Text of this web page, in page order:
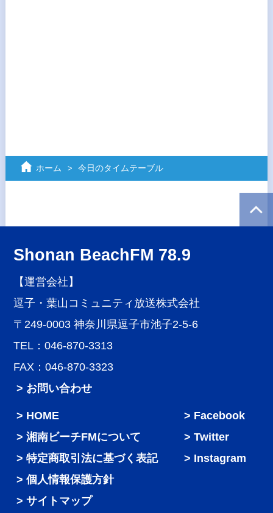
ホーム 今日のタイムテーブル
Shonan BeachFM 78.9
【運営会社】
逗子・葉山コミュニティ放送株式会社
〒249-0003 神奈川県逗子市池子2-5-6
TEL：046-870-3313
FAX：046-870-3323
> お問い合わせ
HOME
湘南ビーチFMについて
特定商取引法に基づく表記
個人情報保護方針
サイトマップ
Facebook
Twitter
Instagram